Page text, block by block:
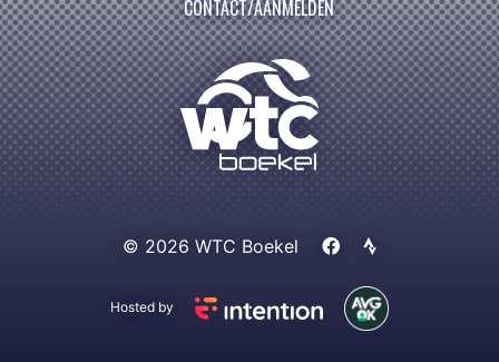
CONTACT/AANMELDEN
© 2026 WTC Boekel
Hosted by